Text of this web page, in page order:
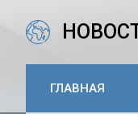
ГЛАВНАЯ